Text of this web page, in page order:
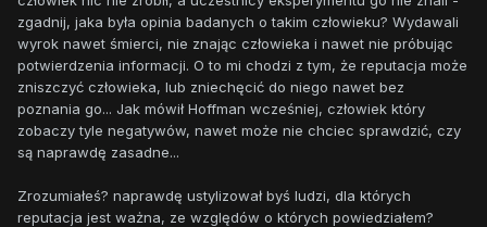
zgadnij, jaka była opinia badanych o takim człowieku? Wydawali
wyrok nawet śmierci, nie znając człowieka i nawet nie próbując
potwierdzenia informacji. O to mi chodzi z tym, że reputacja może
zniszczyć człowieka, lub zniechęcić do niego nawet bez
poznania go... Jak mówił Hoffman wcześniej, człowiek który
zobaczy tyle negatywów, nawet może nie chciec sprawdzić, czy
są naprawdę zasadne...
Zrozumiałeś? naprawdę ustylizował byś ludzi, dla których
reputacja jest ważna, ze względów o których powiedziałem?